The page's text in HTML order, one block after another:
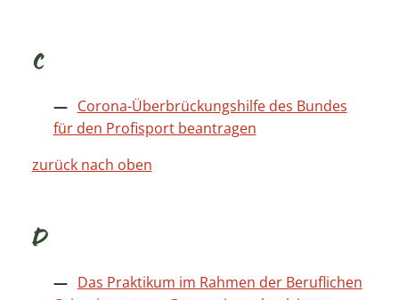
C
Corona-Überbrückungshilfe des Bundes
für den Profisport beantragen
zurück nach oben
D
Das Praktikum im Rahmen der Beruflichen